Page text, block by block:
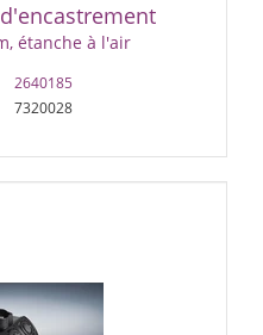
étanche à l'air
2640185
7320028